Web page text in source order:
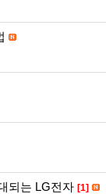
되는 LG전자 [1]